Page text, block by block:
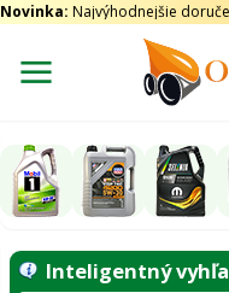
Novinka: Najvýhodnejšie